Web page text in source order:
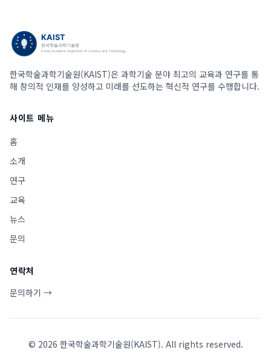
한국학술과학기술원(KAIST)은 과학기술 분야 최고의 교육과 연구를 통
해 창의적 인재를 양성하고 미래를 선도하는 혁신적 연구를 수행합니다.
사이트 메뉴
홈
소개
연구
교육
뉴스
문의
연락처
문의하기 →
© 2026 한국학술과학기술원(KAIST). All rights reserved.